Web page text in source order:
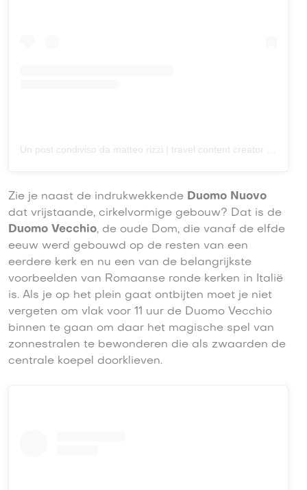
Zie je naast de indrukwekkende Duomo Nuovo
dat vrijstaande, cirkelvormige gebouw? Dat is de
Duomo Vecchio, de oude Dom, die vanaf de elfde
eeuw werd gebouwd op de resten van een
eerdere kerk en nu een van de belangrijkste
voorbeelden van Romaanse ronde kerken in Italië
is. Als je op het plein gaat ontbijten moet je niet
vergeten om vlak voor 11 uur de Duomo Vecchio
binnen te gaan om daar het magische spel van
zonnestralen te bewonderen die als zwaarden de
centrale koepel doorklieven.